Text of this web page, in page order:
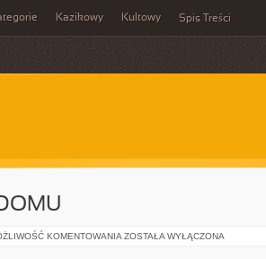
Kazikowy Kultowy Spis Treści
KOMENTOWANIA OGRÓD
ZOSTAŁA WYŁĄCZONA